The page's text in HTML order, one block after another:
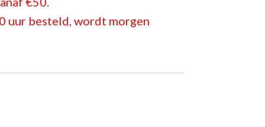
uur besteld, wordt morgen